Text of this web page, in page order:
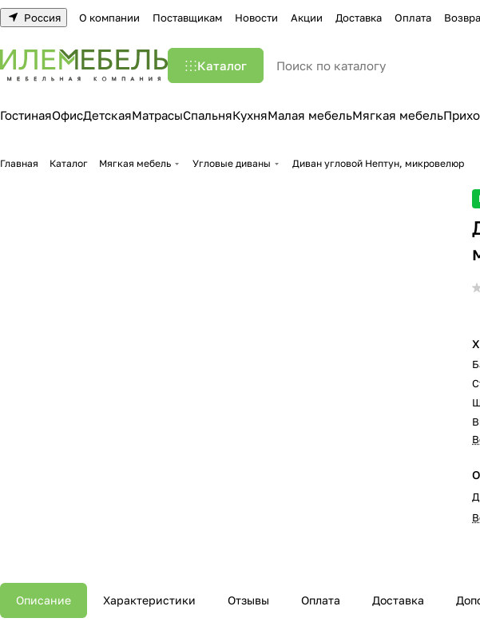
Россия О компании Поставщикам Новости Акции Доставка Оплата
Каталог
ГостинаяОфисДетскаяМатрасыСпальняКухняМалая мебельМягкая мебель
Главная Каталог Мягкая мебель Угловые диваны Диван угловой Нептун, микровелюр
Описание Характеристики Отзывы Оплата Доставка